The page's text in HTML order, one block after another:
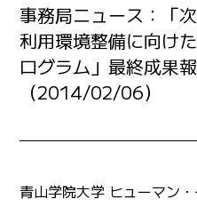
事務局ニュース：「
利用環境整備に向け
ログラム」最終成果
（2014/02/06）
青山学院大学 ヒューマン